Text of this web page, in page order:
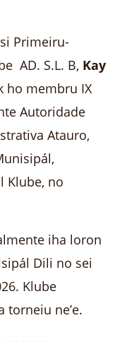
Primeiru-
AD. S.L. B, Kay
ho membru IX
Autoridade
Atauro,
Klube, no
iha loron
Dili no sei
Klube
torneiu ne’e.